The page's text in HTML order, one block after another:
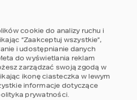
55 – TARAS ZE
ARCH. JACEK
cookie do analizy ruchu i
“Zaakceptuj wszystkie”,
i udostępnianie danych
do wyświetlania reklam
zarządzać swoją zgodą w
ikonę ciasteczka w lewym
informacje dotyczące
prywatności.